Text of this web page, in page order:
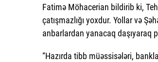
Fatimə Möhacerian bildirib ki,
çatışmazlığı yoxdur. Yollar və
anbarlardan yanacaq daşıyaraq
“Hazırda tibb müəssisələri,